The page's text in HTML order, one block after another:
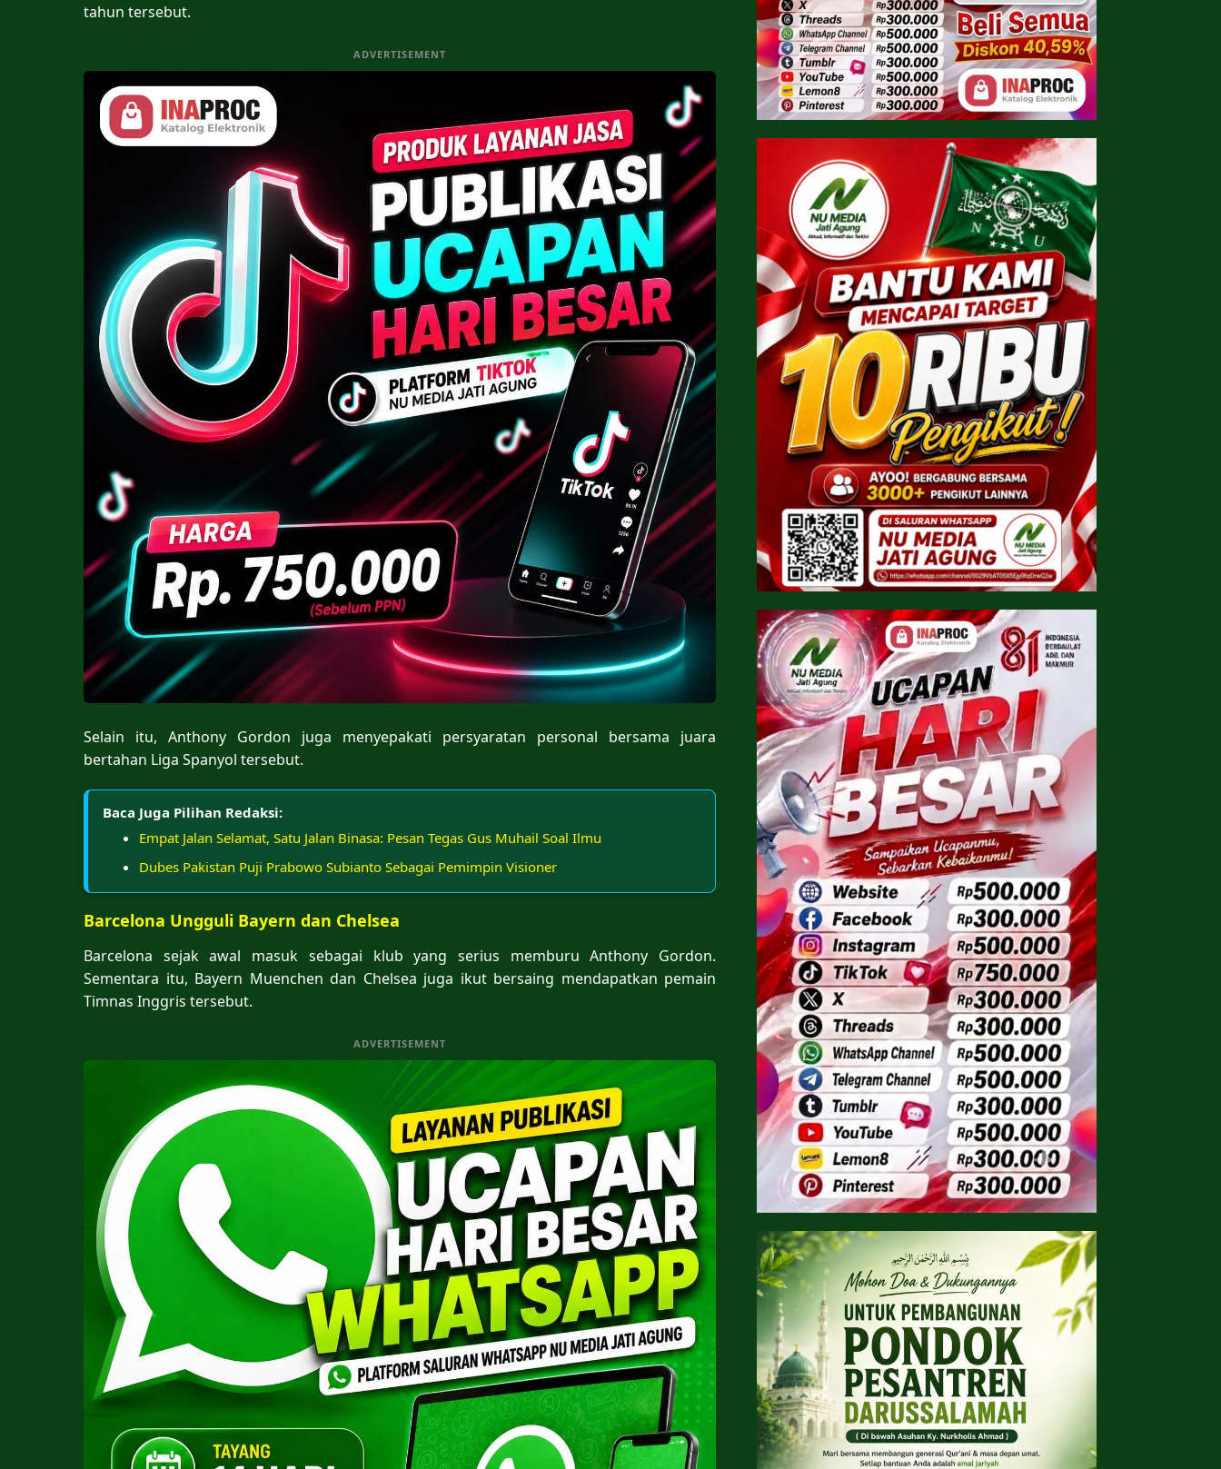
tahun tersebut.
ADVERTISEMENT
Selain itu, Anthony Gordon juga menyepakati persyaratan personal bersama juara
bertahan Liga Spanyol tersebut.
Baca Juga Pilihan Redaksi:
Empat Jalan Selamat, Satu Jalan Binasa: Pesan Tegas Gus Muhail Soal Ilmu
Dubes Pakistan Puji Prabowo Subianto Sebagai Pemimpin Visioner
Barcelona Ungguli Bayern dan Chelsea
Barcelona sejak awal masuk sebagai klub yang serius memburu Anthony Gordon.
Sementara itu, Bayern Muenchen dan Chelsea juga ikut bersaing mendapatkan pemain
Timnas Inggris tersebut.
ADVERTISEMENT